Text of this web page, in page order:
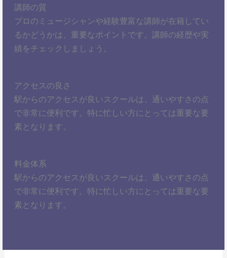
講師の質
プロのミュージシャンや経験豊富な講師が在籍してい
るかどうかは、重要なポイントです。講師の経歴や実
績をチェックしましょう。
アクセスの良さ
駅からのアクセスが良いスクールは、通いやすさの点
で非常に便利です。特に忙しい方にとっては重要な要
素となります。
料金体系
駅からのアクセスが良いスクールは、通いやすさの点
で非常に便利です。特に忙しい方にとっては重要な要
素となります。